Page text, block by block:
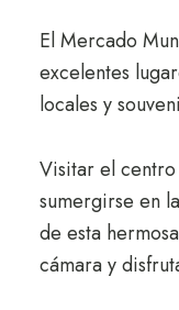
El Mercado
excelentes
locales y
Visitar el
sumergirse en
de esta
cámara y